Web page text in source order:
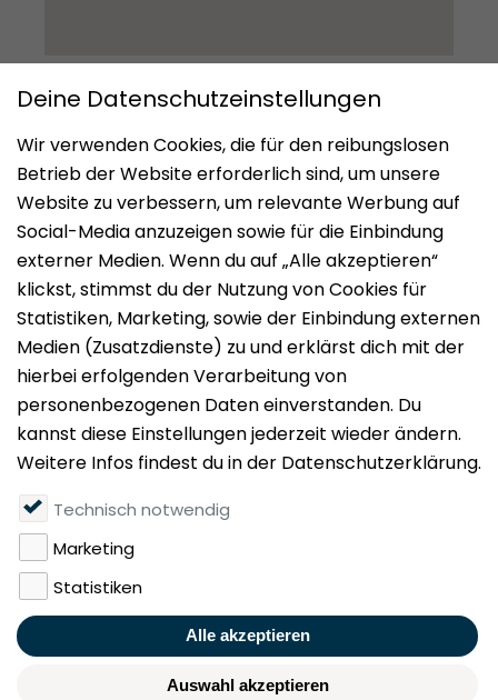
Impressum
Datenschutz
Nutzungsbedingungen
Mieten
Vermieten
Über uns
Presse
Geldwäschegesetz
Rufen Sie uns gerne an:
+49 (0)40 349 14 194